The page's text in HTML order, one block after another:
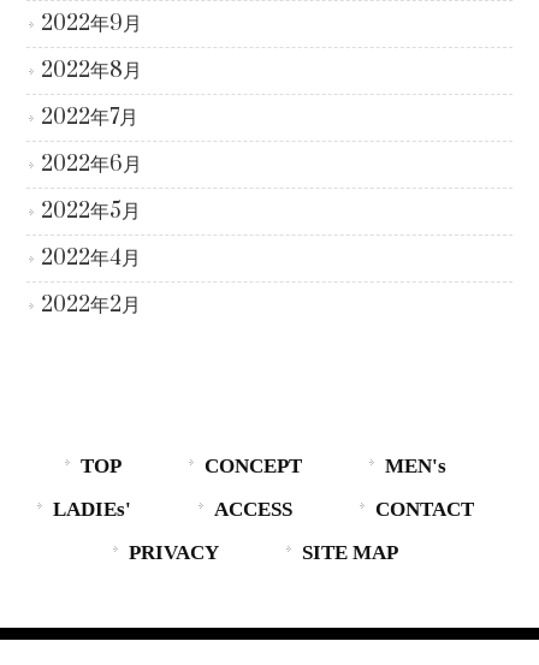
2022年9月
2022年8月
2022年7月
2022年6月
2022年5月
2022年4月
2022年2月
TOP CONCEPT
MEN's
LADIEs'
ACCESS
CONTACT
PRIVACY
SITE MAP